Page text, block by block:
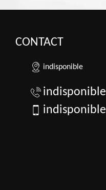
CONTACT
indisponible
indisponible
indisponible